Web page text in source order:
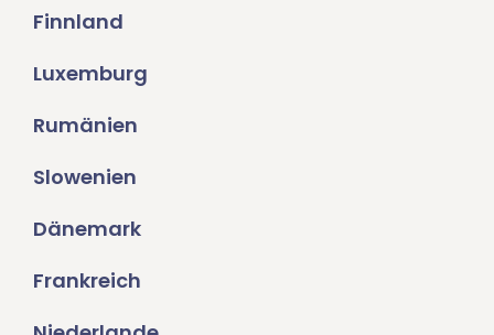
Finnland
Luxemburg
Rumänien
Slowenien
Dänemark
Frankreich